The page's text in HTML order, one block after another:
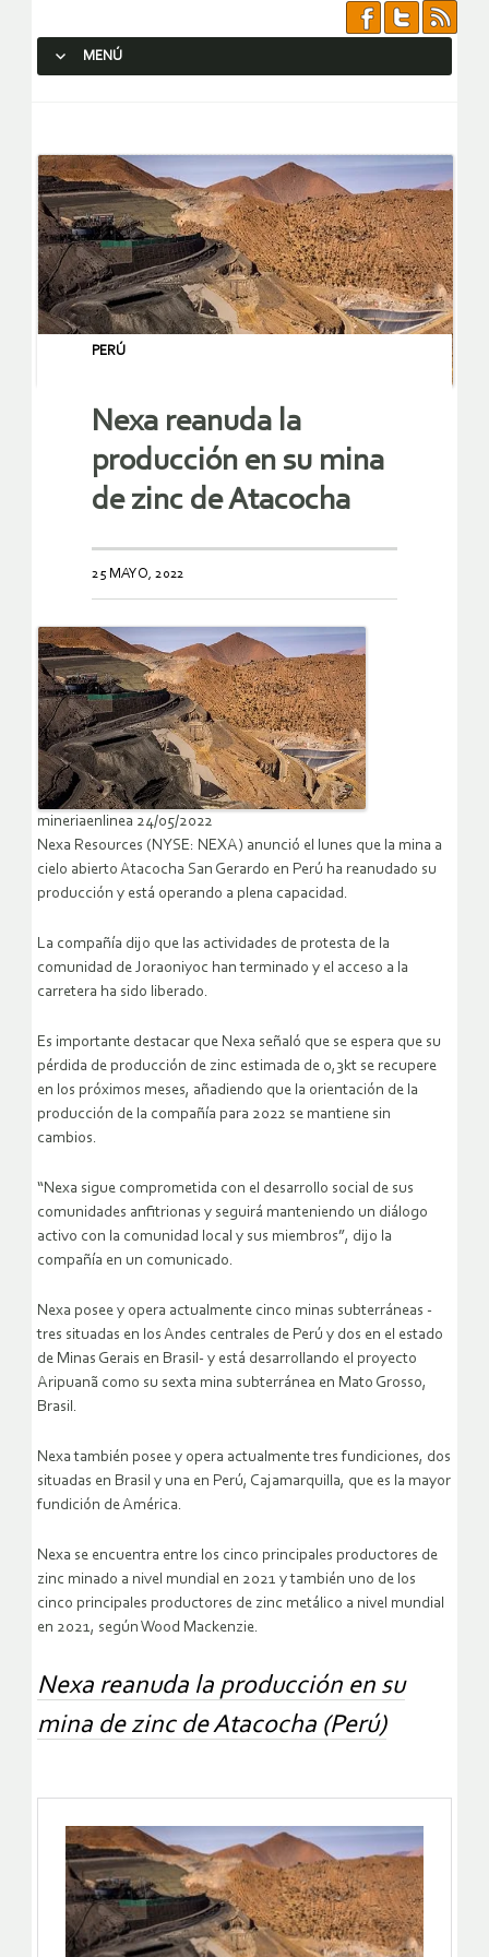
MENÚ
PERÚ
Nexa reanuda la
producción en su mina
de zinc de Atacocha
25 MAYO, 2022
mineriaenlinea 24/05/2022
Nexa Resources (NYSE: NEXA) anunció el lunes que la mina a
cielo abierto Atacocha San Gerardo en Perú ha reanudado su
producción y está operando a plena capacidad.
La compañía dijo que las actividades de protesta de la
comunidad de Joraoniyoc han terminado y el acceso a la
carretera ha sido liberado.
Es importante destacar que Nexa señaló que se espera que su
pérdida de producción de zinc estimada de 0,3kt se recupere
en los próximos meses, añadiendo que la orientación de la
producción de la compañía para 2022 se mantiene sin
cambios.
“Nexa sigue comprometida con el desarrollo social de sus
comunidades anfitrionas y seguirá manteniendo un diálogo
activo con la comunidad local y sus miembros”, dijo la
compañía en un comunicado.
Nexa posee y opera actualmente cinco minas subterráneas -
tres situadas en los Andes centrales de Perú y dos en el estado
de Minas Gerais en Brasil- y está desarrollando el proyecto
Aripuanã como su sexta mina subterránea en Mato Grosso,
Brasil.
Nexa también posee y opera actualmente tres fundiciones, dos
situadas en Brasil y una en Perú, Cajamarquilla, que es la mayor
fundición de América.
Nexa se encuentra entre los cinco principales productores de
zinc minado a nivel mundial en 2021 y también uno de los
cinco principales productores de zinc metálico a nivel mundial
en 2021, según Wood Mackenzie.
Nexa reanuda la producción en su
mina de zinc de Atacocha (Perú)